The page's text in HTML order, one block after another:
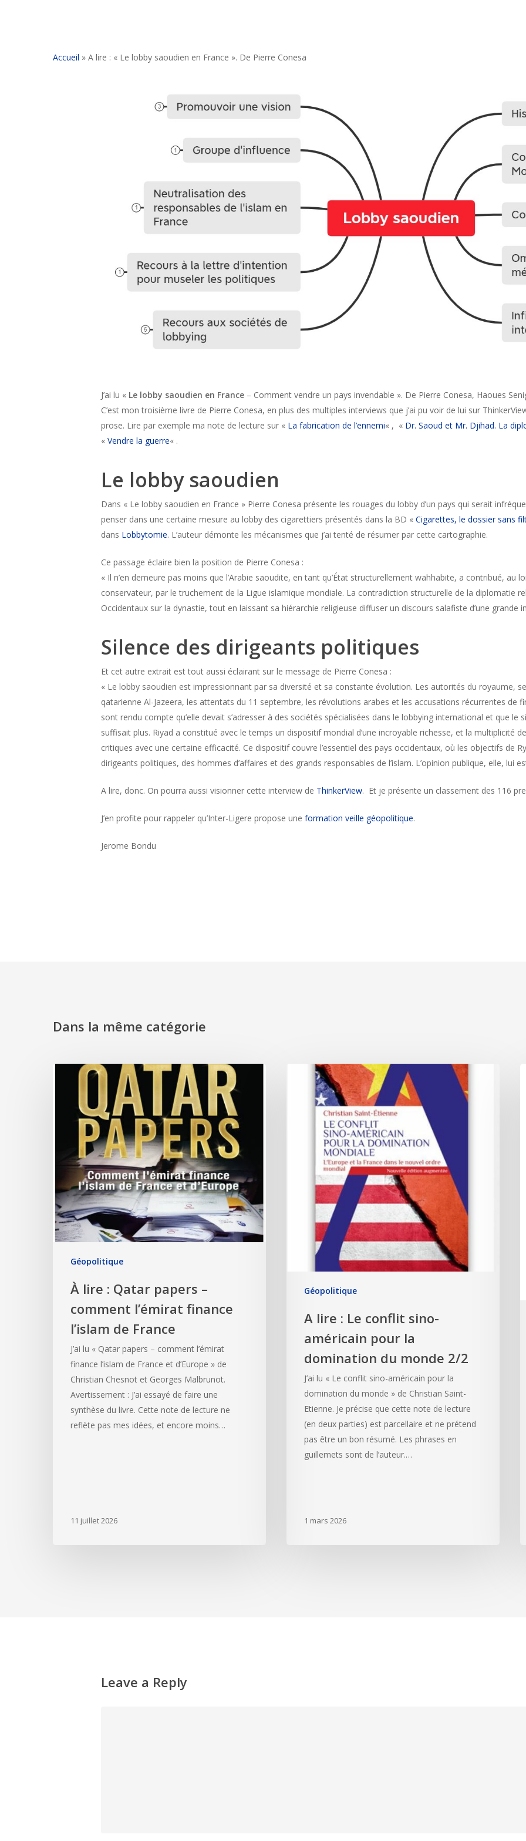
Accueil » A lire : « Le lobby saoudien en France ». De Pierre Conesa
J’ai lu « Le lobby saoudien en France – Comment vendre un pays invendable ». De Pierre Conesa, Haoues
C’est mon troisième livre de Pierre Conesa, en plus des multiples interviews que j’ai pu voir de lui sur
prose. Lire par exemple ma note de lecture sur « La fabrication de l’ennemi« , « Dr. Saoud et Mr. Djihad. La
« Vendre la guerre« .
Le lobby saoudien
Dans « Le lobby saoudien en France » Pierre Conesa présente les rouages du lobby d’un pays qui serait
penser dans une certaine mesure au lobby des cigarettiers présentés dans la BD « Cigarettes, le dossier sans
dans Lobbytomie. L’auteur démonte les mécanismes que j’ai tenté de résumer par cette cartographie.
Ce passage éclaire bien la position de Pierre Conesa :
« Il n’en demeure pas moins que l’Arabie saoudite, en tant qu’État structurellement wahhabite, a contribué, au
conservateur, par le truchement de la Ligue islamique mondiale. La contradiction structurelle de la diplomatie
Occidentaux sur la dynastie, tout en laissant sa hiérarchie religieuse diffuser un discours salafiste d’une grande
Silence des dirigeants politiques
Et cet autre extrait est tout aussi éclairant sur le message de Pierre Conesa :
« Le lobby saoudien est impressionnant par sa diversité et sa constante évolution. Les autorités du royaume,
qatarienne Al-Jazeera, les attentats du 11 septembre, les révolutions arabes et les accusations récurrentes de
sont rendu compte qu’elle devait s’adresser à des sociétés spécialisées dans le lobbying international et que
suffisait plus. Riyad a constitué avec le temps un dispositif mondial d’une incroyable richesse, et la multiplicité
critiques avec une certaine efficacité. Ce dispositif couvre l’essentiel des pays occidentaux, où les objectifs de
dirigeants politiques, des hommes d’affaires et des grands responsables de l’islam. L’opinion publique, elle, lui
A lire, donc. On pourra aussi visionner cette interview de ThinkerView. Et je présente un classement des 116
J’en profite pour rappeler qu’Inter-Ligere propose une formation veille géopolitique.
Jerome Bondu
Dans la même catégorie
Géopolitique
À lire : Qatar papers –
comment l’émirat finance
l’islam de France
J’ai lu « Qatar papers – comment l’émirat
finance l’islam de France et d’Europe » de
Christian Chesnot et Georges Malbrunot.
Avertissement : J’ai essayé de faire une
synthèse du livre. Cette note de lecture ne
reflète pas mes idées, et encore moins…
11 juillet 2026
Géopolitique
A lire : Le conflit sino-
américain pour la
domination du monde 2/2
J’ai lu « Le conflit sino-américain pour la
domination du monde » de Christian Saint-
Etienne. Je précise que cette note de lecture
(en deux parties) est parcellaire et ne prétend
pas être un bon résumé. Les phrases en
guillemets sont de l’auteur.…
1 mars 2026
Leave a Reply